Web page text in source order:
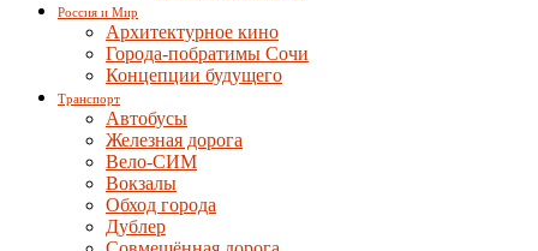
Россия и Мир
Архитектурное кино
Города-побратимы Сочи
Концепции будущего
Транспорт
Автобусы
Железная дорога
Вело-СИМ
Вокзалы
Обход города
Дублер